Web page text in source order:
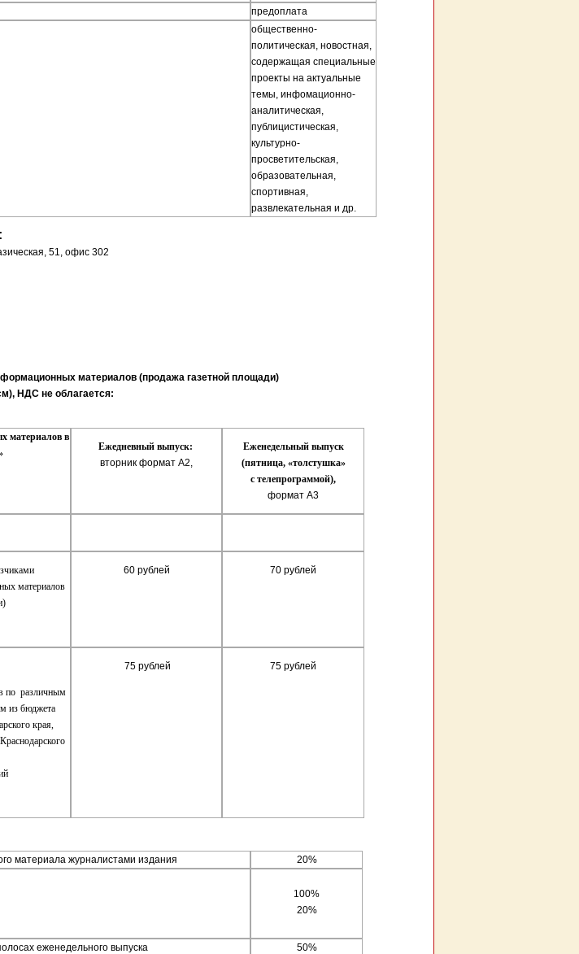
предоплата
общественно-
политическая, новостная,
содержащая специальные
проекты на актуальные
темы, инфомационно-
аналитическая,
публицистическая,
культурно-
просветительская,
образовательная,
спортивная,
развлекательная и др.
51, офис 302
материалов (продажа газетной площади)
НДС не облагается:
материалов в
Ежедневный выпуск:
вторник формат А2,
Еженедельный выпуск
(пятница, «толстушка»
с телепрограммой),
формат А3
материалов
60 рублей 70 рублей
по различным
из бюджета
края,
75 рублей 75 рублей
материала журналистами издания
20%
100%
20%
еженедельного выпуска
50%